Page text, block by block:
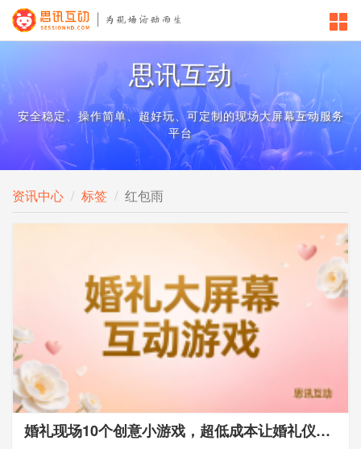
思讯互动
安全稳定、操作简单、超好玩、可定制的现场大屏幕互动服务
平台
资讯中心 标签 红包雨
婚礼现场10个创意小游戏，超低成本让婚礼仪式既难忘又浪漫